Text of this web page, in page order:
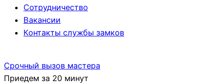
Сотрудничество
Вакансии
Контакты службы замков
Срочный вызов мастера
Приедем за 20 минут